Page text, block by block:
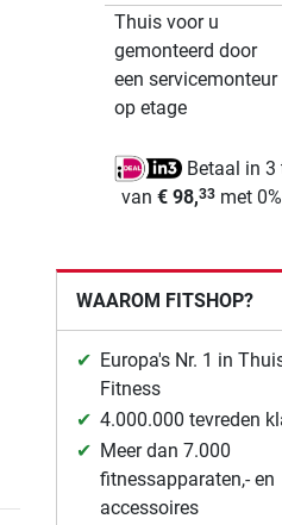
Thuis voor u
gemonteerd door
een servicemonteur
op etage
Betaal in 3
van € 98,33met
WAAROM FITSHOP?
Europa's Nr. 1 in
Fitness
4.000.000 tevreden
Meer dan 7.000
fitnessapparaten,- en
accessoires